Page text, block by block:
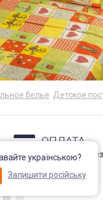
белье Детское
ОПЛАТА
Наличный и
українською?
Залишити російську